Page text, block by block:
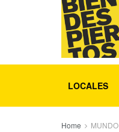
LOCALES
Home MUNDO